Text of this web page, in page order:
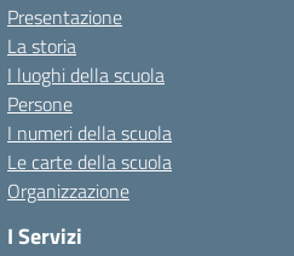
Presentazione
La storia
I luoghi della scuola
Persone
I numeri della scuola
Le carte della scuola
Organizzazione
I Servizi